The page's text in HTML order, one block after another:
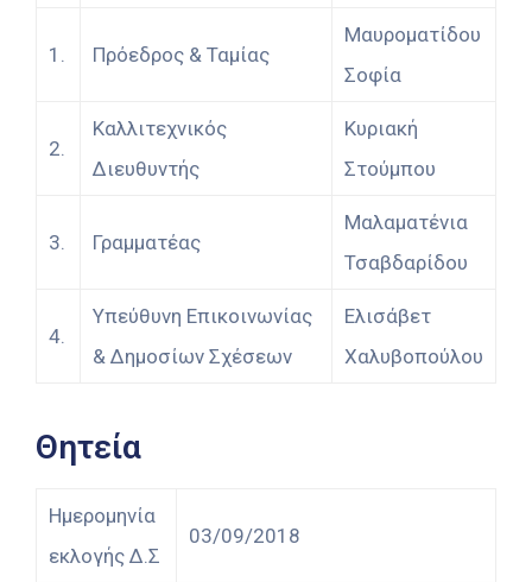
1. Πρόεδρος & Ταμίας
Μαυροματίδου
Σοφία
2.
Καλλιτεχνικός
Διευθυντής
Κυριακή
Στούμπου
3. Γραμματέας
Μαλαματένια
Τσαβδαρίδου
4.
Υπεύθυνη Επικοινωνίας
& Δημοσίων Σχέσεων
Ελισάβετ
Χαλυβοπούλου
Θητεία
Ημερομηνία
εκλογής Δ.Σ
03/09/2018